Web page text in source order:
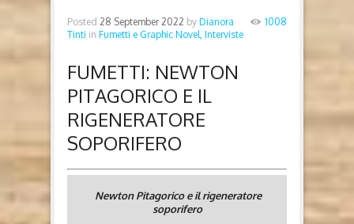
Posted 28 September 2022 by Dianora
Tinti in Fumetti e Graphic Novel, Interviste
1008
FUMETTI: NEWTON
PITAGORICO E IL
RIGENERATORE
SOPORIFERO
Newton Pitagorico e il rigeneratore
soporifero